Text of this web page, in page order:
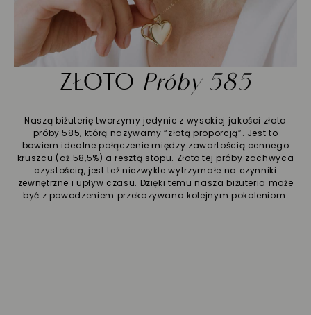
ZŁOTO Próby 585
Naszą biżuterię tworzymy jedynie z wysokiej jakości złota
próby 585, którą nazywamy “złotą proporcją”. Jest to
bowiem idealne połączenie między zawartością cennego
kruszcu (aż 58,5%) a resztą stopu. Złoto tej próby zachwyca
czystością, jest też niezwykle wytrzymałe na czynniki
zewnętrzne i upływ czasu. Dzięki temu nasza biżuteria może
być z powodzeniem przekazywana kolejnym pokoleniom.